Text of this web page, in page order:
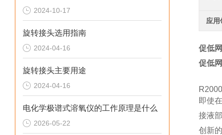
2024-10-17
旋转接头选用指南
2024-04-16
旋转接头主要用途
2024-04-16
电化学极谱式溶氧仪的工作原理是什么
2026-05-22
应用
促低
促低
即使
接液
创新